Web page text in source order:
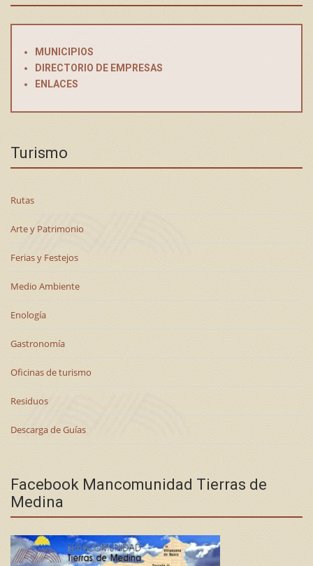
MUNICIPIOS
DIRECTORIO DE EMPRESAS
ENLACES
Turismo
Rutas
Arte y Patrimonio
Ferias y Festejos
Medio Ambiente
Enología
Gastronomía
Oficinas de turismo
Residuos
Descarga de Guías
Facebook Mancomunidad Tierras de
Medina